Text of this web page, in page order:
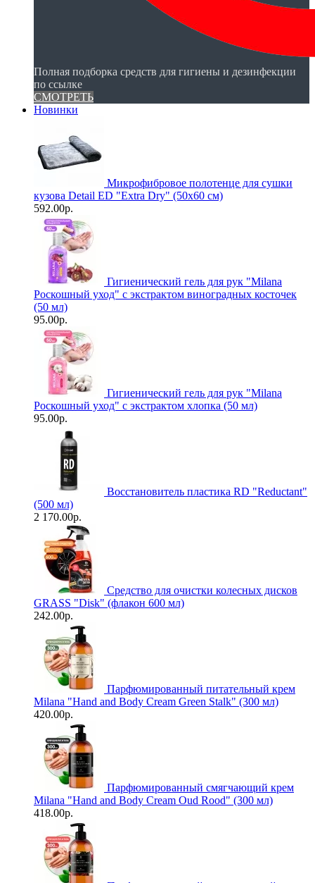
Полная подборка средств для гигиены и дезинфекции
по ссылке
СМОТРЕТЬ
Новинки
Микрофибровое полотенце для сушки
кузова Detail ED "Extra Dry" (50х60 см)
592.00р.
Гигиенический гель для рук "Milanа
Роскошный уход" с экстрактом виноградных косточек
(50 мл)
95.00р.
Гигиенический гель для рук "Milanа
Роскошный уход" с экстрактом хлопка (50 мл)
95.00р.
Восстановитель пластика RD "Reductant"
(500 мл)
2 170.00р.
Средство для очистки колесных дисков
GRASS "Disk" (флакон 600 мл)
242.00р.
Парфюмированный питательный крем
Milana "Hand and Body Cream Green Stalk" (300 мл)
420.00р.
Парфюмированный смягчающий крем
Milana "Hand and Body Cream Oud Rood" (300 мл)
418.00р.